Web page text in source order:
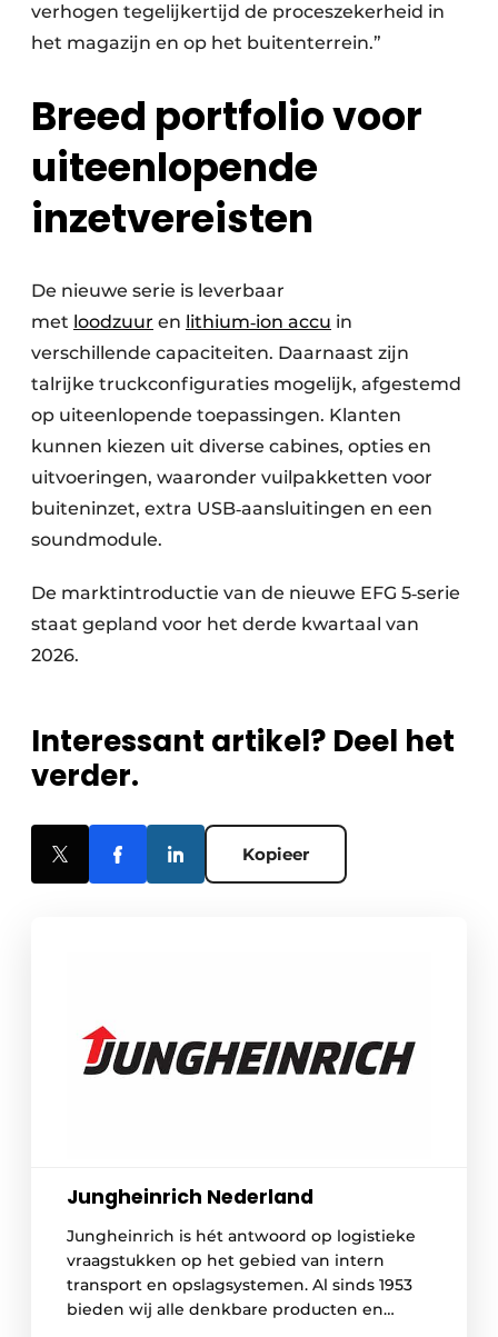
verhogen tegelijkertijd de proceszekerheid in
het magazijn en op het buitenterrein.”
Breed portfolio voor
uiteenlopende
inzetvereisten
De nieuwe serie is leverbaar
met loodzuur en lithium‑ion accu in
verschillende capaciteiten. Daarnaast zijn
talrijke truckconfiguraties mogelijk, afgestemd
op uiteenlopende toepassingen. Klanten
kunnen kiezen uit diverse cabines, opties en
uitvoeringen, waaronder vuilpakketten voor
buiteninzet, extra USB‑aansluitingen en een
soundmodule.
De marktintroductie van de nieuwe EFG 5‑serie
staat gepland voor het derde kwartaal van
2026.
Interessant artikel? Deel het
verder.
Kopieer
Jungheinrich Nederland
Jungheinrich is hét antwoord op logistieke
vraagstukken op het gebied van intern
transport en opslagsystemen. Al sinds 1953
bieden wij alle denkbare producten en